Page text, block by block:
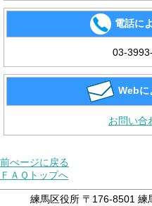
電話に
03-
Webに
お問い合
前ぺージに戻る
ＦＡＱトップへ
練馬区役所 〒176-8501